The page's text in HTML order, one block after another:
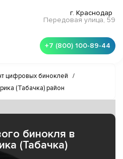
г. Краснодар
Передовая улица, 59
+7 (800) 100-89-44
цифровых биноклей
/
(Табачка) район
бинокля в
(Табачка)